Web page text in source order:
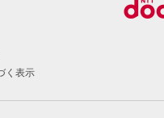
く表示